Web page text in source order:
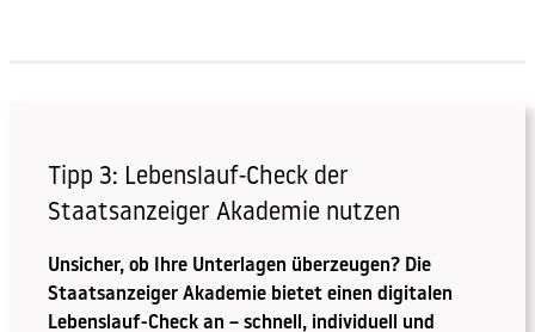
Tipp 3: Lebenslauf-Check der
Staatsanzeiger Akademie nutzen
Unsicher, ob Ihre Unterlagen überzeugen? Die
Staatsanzeiger Akademie bietet einen digitalen
Lebenslauf-Check an – schnell, individuell und